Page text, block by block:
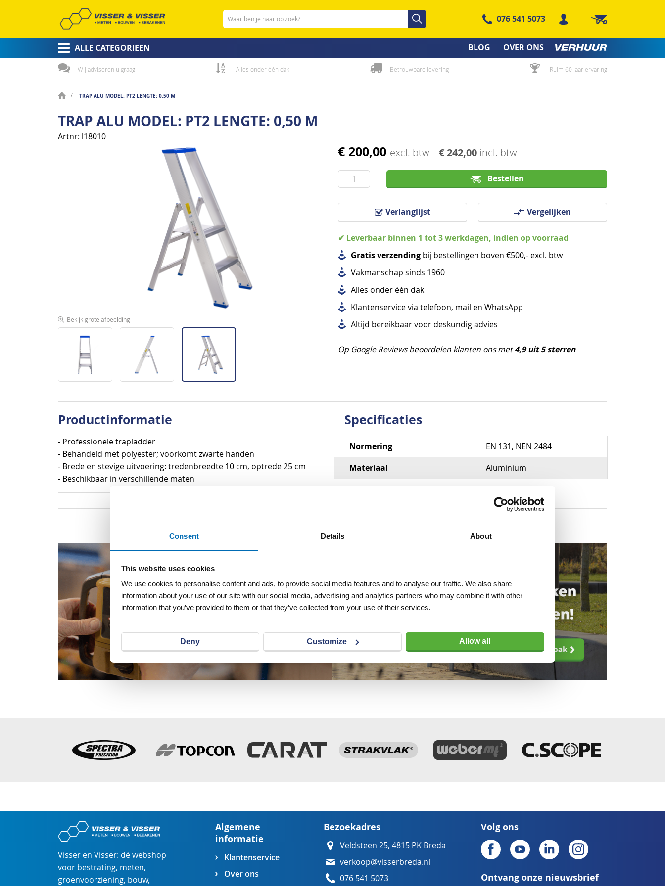
Consent Details About
This website uses cookies
We use cookies to personalise content and ads, to provide social media features and to analyse our traffic. We also share
information about your use of our site with our social media, advertising and analytics partners who may combine it with other
information that you’ve provided to them or that they’ve collected from your use of their services.
Deny Customize Allow all
Zoeken Zoeken
076 541 5073 Winkelwagen
ALLE CATEGORIEËN BLOG OVER ONS
Wij adviseren u graag Alles onder één dak Betrouwbare levering Ruim 60 jaar ervaring
TRAP ALU MODEL: PT2 LENGTE: 0,50 M
TRAP ALU MODEL: PT2 LENGTE: 0,50 M
Artnr l18010
€ 200,00 excl. btw € 242,00 incl. btw
Bestellen
Verlanglijst Vergelijken
✔ Leverbaar binnen 1 tot 3 werkdagen, indien op voorraad
Gratis verzending bij bestellingen boven €500,- excl. btw
Vakmanschap sinds 1960
Alles onder één dak
Klantenservice via telefoon, mail en WhatsApp
Altijd bereikbaar voor deskundig advies
Op Google Reviews beoordelen klanten ons met4,9 uit 5 sterren
Bekijk grote afbeelding
het
van
de
afbeeldingen-
gallerij
Productinformatie
- Professionele trapladder
- Behandeld met polyester; voorkomt zwarte handen
- Brede en stevige uitvoering: tredenbreedte 10 cm, optrede 25 cm
- Beschikbaar in verschillende maten
Specificaties
Specificaties
Normering EN 131, NEN 2484
Materiaal Aluminium
Visser en Visser: dé webshop
voor bestrating, meten,
groenvoorziening, bouw,
Algemene
informatie
Klantenservice
Over ons
Bezoekadres
Veldsteen 25, 4815 PK Breda
verkoop@visserbreda.nl
076 541 5073
Volg ons
Ontvang onze nieuwsbrief